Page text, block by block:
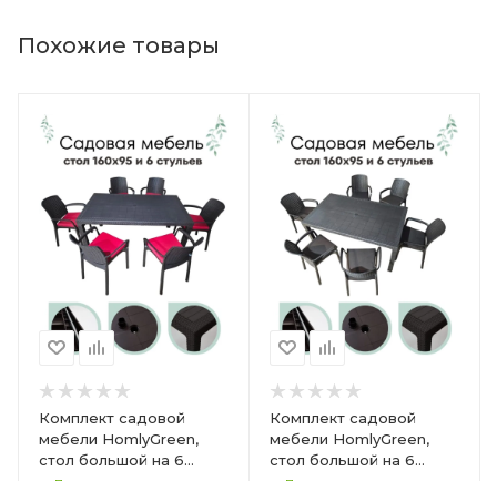
Похожие товары
Комплект садовой
мебели HomlyGreen,
стол большой на 6
Комплект садовой
мебели HomlyGreen,
стол большой на 6